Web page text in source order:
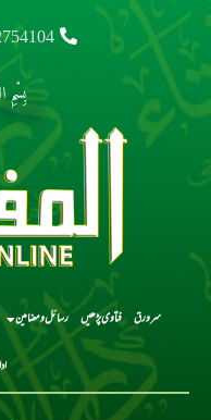
بِسْمِ
سرورق فتاوی پڑھیں رسائل و مضامین